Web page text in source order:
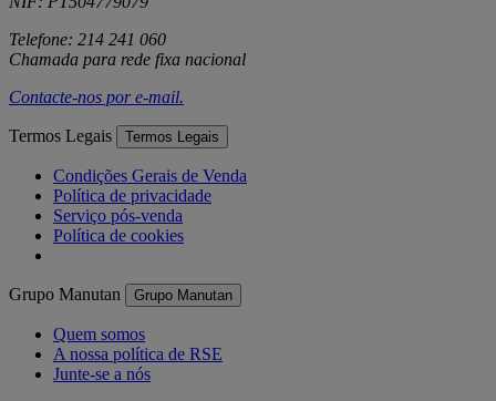
Telefone: 214 241 060
Chamada para rede fixa nacional
Contacte-nos pore-mail.
Termos Legais Termos Legais
Condições Gerais de Venda
Política de privacidade
Serviço pós-venda
Política de cookies
Grupo Manutan Grupo Manutan
Quem somos
A nossa política de RSE
Junte-se a nós